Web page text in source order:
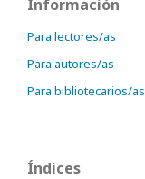
Información
Para lectores/as
Para autores/as
Para bibliotecarios/as
Índices